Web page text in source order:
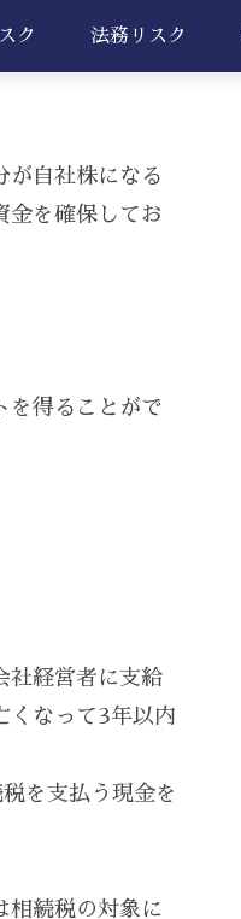
ク 法務リスク
が自社株になる
金を確保してお
を得ることがで
社経営者に支給
くなって3年以内
を支払う現金を
相続税の対象に